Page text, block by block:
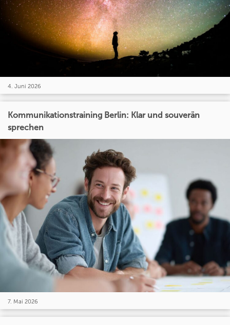
4. Juni 2026
Kommunikationstraining Berlin: Klar und souverän
sprechen
7. Mai 2026